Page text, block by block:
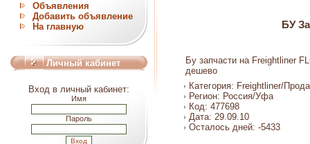
Объявления
Добавить объявление
На главную
Личный кабинет
Вход в личный кабинет:
Имя
Пароль
БУ
Бу запчасти на Freightliner
дешево
Категория: Freightliner/
Регион: Россия/Уфа
Код: 477698
Дата: 29.09.10
Осталось дней: -5433